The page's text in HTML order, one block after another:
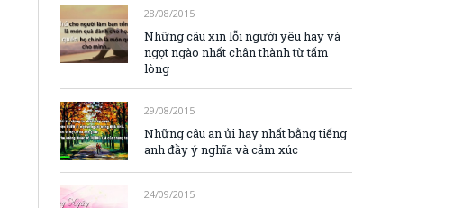
28/08/2015
Những câu xin lỗi người yêu hay và
ngọt ngào nhất chân thành từ tấm
lòng
29/08/2015
Những câu an ủi hay nhất bằng tiếng
anh đầy ý nghĩa và cảm xúc
24/09/2015